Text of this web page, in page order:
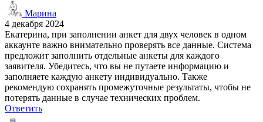
Марина
4 декабря 2024
Екатерина, при заполнении анкет для двух человек в одном
аккаунте важно внимательно проверять все данные. Система
предложит заполнить отдельные анкеты для каждого
заявителя. Убедитесь, что вы не путаете информацию и
заполняете каждую анкету индивидуально. Также
рекомендую сохранять промежуточные результаты, чтобы не
потерять данные в случае технических проблем.
Ответить